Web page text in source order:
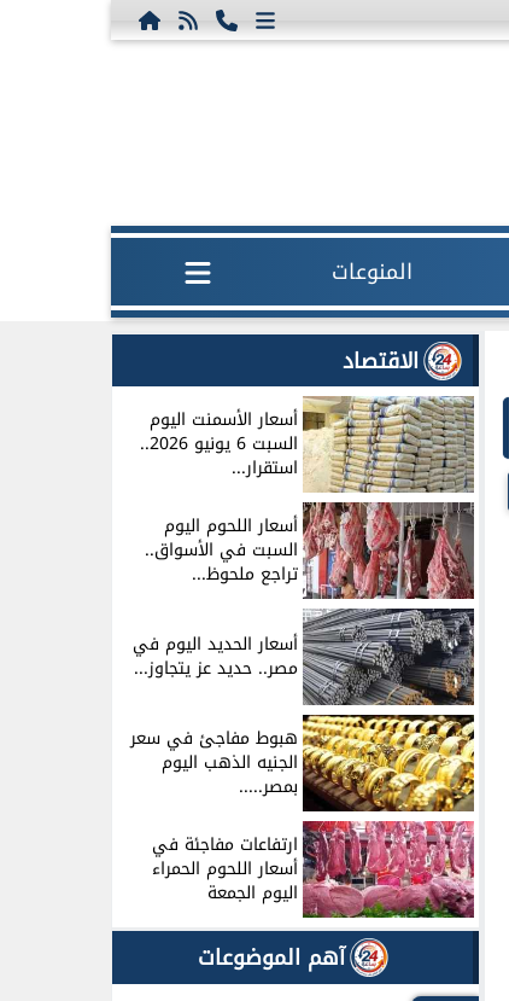
المنوعات
الاقتصاد
أسعار الأسمنت اليوم
السبت 6 يونيو 2026..
استقرار...
أسعار اللحوم اليوم
السبت في الأسواق..
تراجع ملحوظ...
أسعار الحديد اليوم في
مصر.. حديد عز يتجاوز...
هبوط مفاجئ في سعر
الجنيه الذهب اليوم
بمصر.....
ارتفاعات مفاجئة في
أسعار اللحوم الحمراء
اليوم الجمعة
آهم الموضوعات